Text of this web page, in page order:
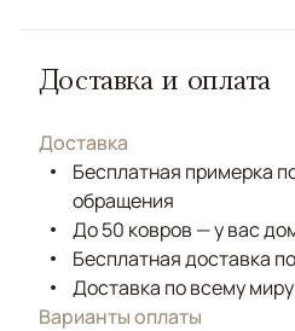
Доставка и оплата
Доставка
Бесплатная примерка
обращения
До 50 ковров — у вас
Бесплатная доставка
Доставка по всему миру
Варианты оплаты